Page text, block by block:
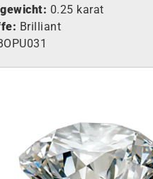
0.25 karat
Brilliant